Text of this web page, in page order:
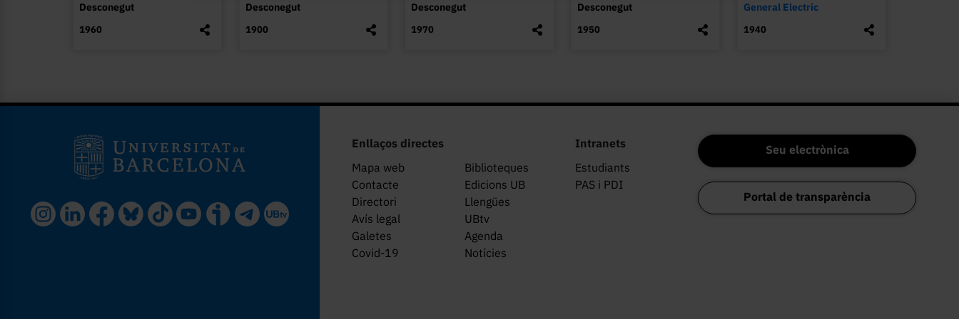
Desconegut
1960
Desconegut
1900
Desconegut
1970
Desconegut
1950
General Electric
1940
Enllaços directes
Mapa web
Biblioteques
Contacte
Edicions UB
Directori
Llengües
Avís legal
UBtv
Galetes
Agenda
Covid-19
Notícies
Intranets
Estudiants
PAS i PDI
Seu electrònica
Portal de transparència